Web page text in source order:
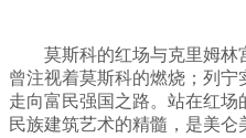
莫斯科的红场与克里姆林
曾注视着莫斯科的燃烧；列
走向富民强国之路。站在红
民族建筑艺术的精髓，是美